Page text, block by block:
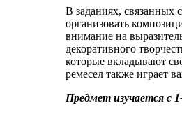
В заданиях, связанных
организовать
внимание на
декоративного
которые вкладывают
ремесел также играет
Предмет изучается с